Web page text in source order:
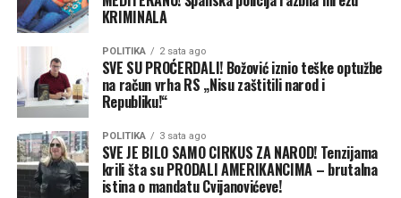
„Moraće da reaguje Ustavni sud, a tu dilemu može da
riješi moj Aleksej, samo da mi iz Ustavnog suda ne kažu
da moraju da se upoznaju sa materijom“, rekao je
Knežević.
Lider DNP-a tvrdi i da njegova stranka ima podršku
između 13 i 15 odsto birača i da, prema njegovoj
procjeni, buduću vladu neće biti moguće formirati bez
DNP-a.
Prema riječima Medojevića, sve ostalo je foliranje i
prazna retorika.
KRIMINALA
POLITIKA 2 sata ago
SVE SU PROĆERDALI! Božović iznio teške optužbe
na račun vrha RS „Nisu zaštitili narod i
Republiku!“
POLITIKA 3 sata ago
SVE JE BILO SAMO CIRKUS ZA NAROD! Tenzijama
krili šta su PRODALI AMERIKANCIMA – brutalna
istina o mandatu Cvijanovićeve!